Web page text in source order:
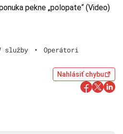
pekne „polopate“ (Video)
služby • Operátori
Nahlásiť chybu